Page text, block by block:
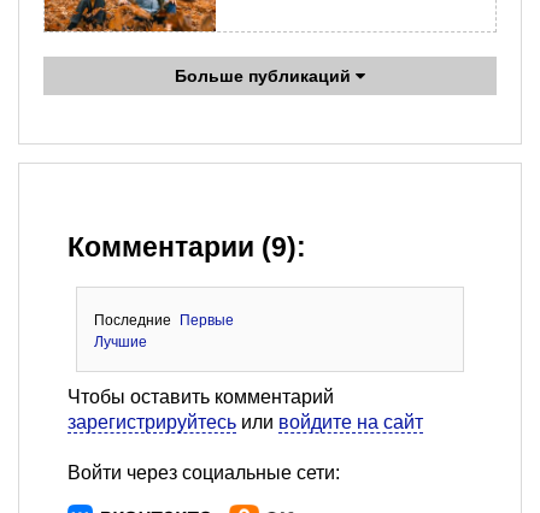
Больше публикаций
Комментарии (9):
Последние
Первые
Лучшие
Чтобы оставить комментарий
зарегистрируйтесь или войдите на сайт
Войти через социальные сети: